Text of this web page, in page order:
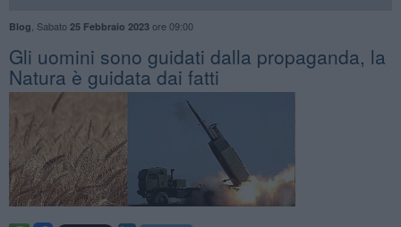
Blog Sabato 25 Febbraio 2023ore 09:00
​Gli uomini sono guidati dalla propaganda, la
Natura è guidata dai fatti